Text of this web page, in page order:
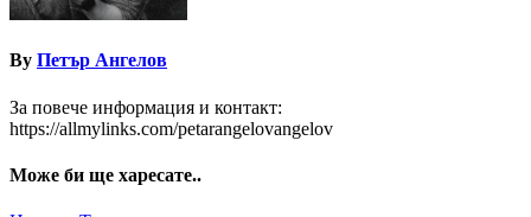
By Петър Ангелов
За повече информация и контакт:
https://allmylinks.com/petarangelovangelov
Може би ще харесате..